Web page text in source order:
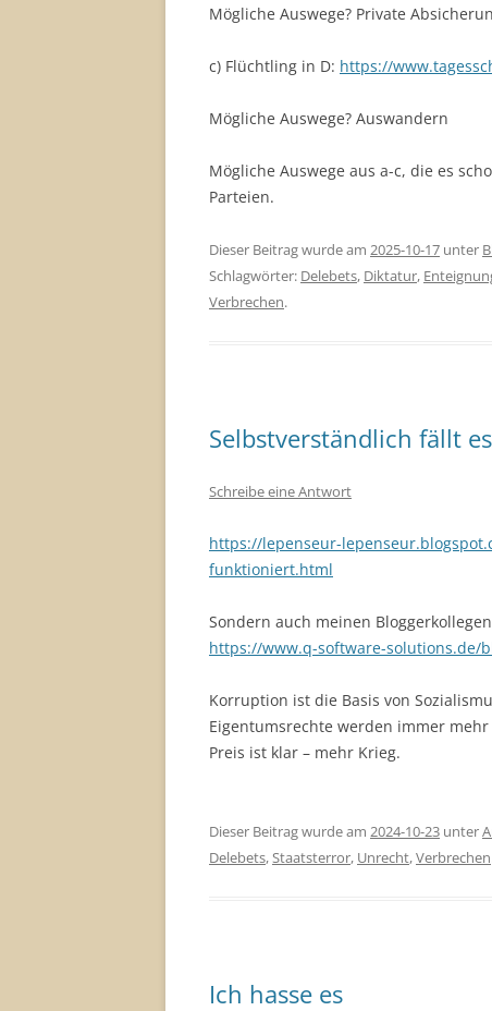
Mögliche Auswege? Private
c) Flüchtling in D: https://
Mögliche Auswege? Auswandern
Mögliche Auswege aus a-c, die es
Parteien.
Dieser Beitrag wurde am 2025-10-17 unter
Schlagwörter: Delebets, Diktatur,
Verbrechen.
Selbstverständlich fällt
Schreibe eine Antwort
https://lepenseur-
funktioniert.html
Sondern auch meinen
https://www.q-software-solutions.de/
Korruption ist die Basis von
Eigentumsrechte werden immer
Preis ist klar – mehr Krieg.
Dieser Beitrag wurde am 2024-10-23 unter
Delebets,Staatsterror, Unrecht,Verbrechen
Ich hasse es